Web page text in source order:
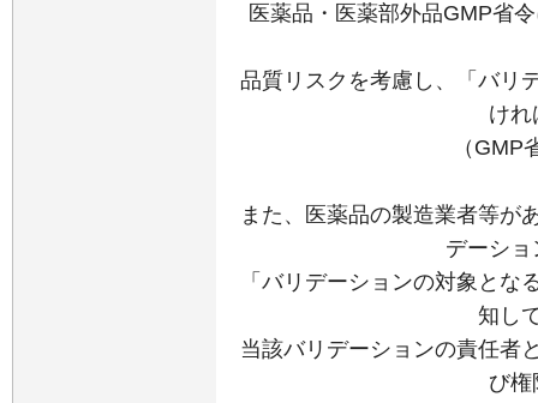
医薬品・医薬部外品GMP省
品質リスクを考慮し、「バリ
けれ
（GMP
また、医薬品の製造業者等が
デーシ
「バリデーションの対象と
知し
当該バリデーションの責任者
び権